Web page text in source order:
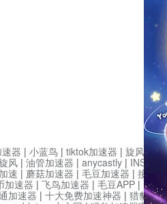
器 | 小蓝鸟 | tiktok加速器 | 旋风加速
风 | 油管加速器 | anycastly | INS加
速 | 蘑菇加速器 | 毛豆加速器 | 接码平
加速器 | 飞鸟加速器 | 毛豆APP |
加速器 | 十大免费加速神器 | 猎豹加